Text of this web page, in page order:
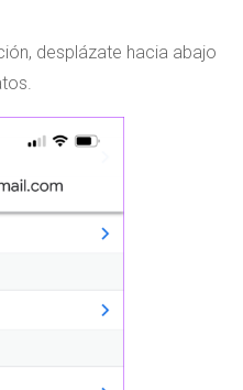
desplázate hacia abajo